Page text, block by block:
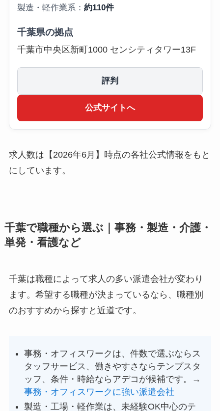
製造・軽作業系： 約110件
千葉県の拠点
千葉市中央区新町1000 センシティタワー13F
評判
公式サイトへ
求人数は【2026年6月】時点の各社公式情報をもと
にしています。
千葉で職種から選ぶ｜事務・製造・介護・
単発・看護など
千葉は職種によって求人の多い派遣会社が変わり
ます。希望する職種が決まっているなら、職種別
のおすすめから探すと近道です。
事務・オフィスワークは、件数で選ぶならス
タッフサービス、働きやすさならテンプスタ
ッフ、条件・時給ならアデコが候補です。→
事務・オフィスワークに強い派遣会社
製造・工場・軽作業は、未経験OK中心のテ